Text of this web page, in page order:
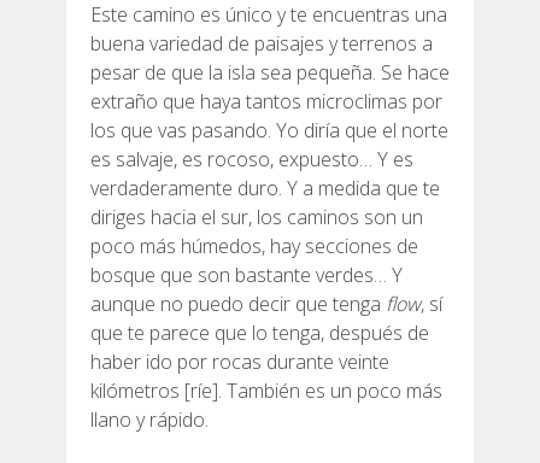
Este camino es único y te encuentras una
buena variedad de paisajes y terrenos a
pesar de que la isla sea pequeña. Se hace
extraño que haya tantos microclimas por
los que vas pasando. Yo diría que el norte
es salvaje, es rocoso, expuesto… Y es
verdaderamente duro. Y a medida que te
diriges hacia el sur, los caminos son un
poco más húmedos, hay secciones de
bosque que son bastante verdes… Y
aunque no puedo decir que tenga flow, sí
que te parece que lo tenga, después de
haber ido por rocas durante veinte
kilómetros [ríe]. También es un poco más
llano y rápido.